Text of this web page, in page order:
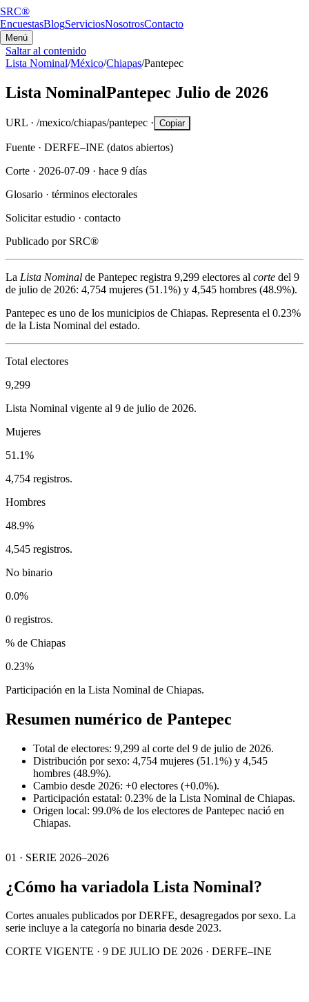
SRC®
EncuestasBlogServiciosNosotrosContacto
Menú
Saltar al contenido
Lista Nominal/México/Chiapas/Pantepec
Lista NominalPantepec Julio de 2026
URL · /mexico/chiapas/pantepec · Copiar
Fuente · DERFE–INE (datos abiertos)
Corte · 2026-07-09 · hace 9 días
Glosario · términos electorales
Solicitar estudio · contacto
Publicado por SRC®
La Lista Nominal de Pantepec registra 9,299 electores al corte del 9
de julio de 2026: 4,754 mujeres (51.1%) y 4,545 hombres (48.9%).
Pantepec es uno de los municipios de Chiapas. Representa el 0.23%
de la Lista Nominal del estado.
Total electores
9,299
Lista Nominal vigente al 9 de julio de 2026.
Mujeres
51.1%
4,754 registros.
Hombres
48.9%
4,545 registros.
No binario
0.0%
0 registros.
% de Chiapas
0.23%
Participación en la Lista Nominal de Chiapas.
Resumen numérico de Pantepec
Total de electores: 9,299 al corte del 9 de julio de 2026.
Distribución por sexo: 4,754 mujeres (51.1%) y 4,545
hombres (48.9%).
Cambio desde 2026: +0 electores (+0.0%).
Participación estatal: 0.23% de la Lista Nominal de Chiapas.
Origen local: 99.0% de los electores de Pantepec nació en
Chiapas.
01 · SERIE 2026–2026
¿Cómo ha variadola Lista Nominal?
Cortes anuales publicados por DERFE, desagregados por sexo. La
serie incluye a la categoría no binaria desde 2023.
CORTE VIGENTE · 9 DE JULIO DE 2026 · DERFE–INE